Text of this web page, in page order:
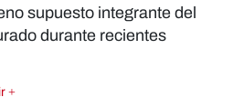
supuesto integrante del
durante recientes
+